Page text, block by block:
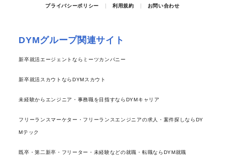
プライバシーポリシー
利用規約 お問い合わせ
DYMグループ関連サイト
新卒就活エージェントならミーツカンパニー
新卒就活スカウトならDYMスカウト
未経験からエンジニア・事務職を目指すならDYMキャリア
フリーランスマーケター・フリーランスエンジニアの求人・案件探しならDY
Mテック
既卒・第二新卒・フリーター・未経験などの就職・転職ならDYM就職